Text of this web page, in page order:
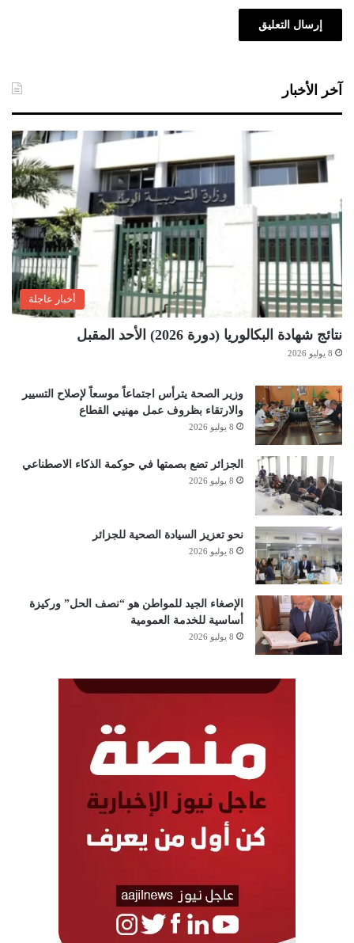
آخر الأخبار
أخبار عاجلة
نتائج شهادة البكالوريا (دورة 2026) الأحد المقبل
8 يوليو 2026
وزير الصحة يترأس اجتماعاً موسعاً لإصلاح التسيير
والارتقاء بظروف عمل مهنيي القطاع
8 يوليو 2026
الجزائر تضع بصمتها في حوكمة الذكاء الاصطناعي
8 يوليو 2026
نحو تعزيز السيادة الصحية للجزائر
8 يوليو 2026
الإصغاء الجيد للمواطن هو “نصف الحل” وركيزة
أساسية للخدمة العمومية
8 يوليو 2026